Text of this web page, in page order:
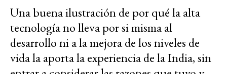
Una buena ilustración de por qué la alta
tecnología no lleva por si misma al
desarrollo ni a la mejora de los niveles de
vida la aporta la experiencia de la India, sin